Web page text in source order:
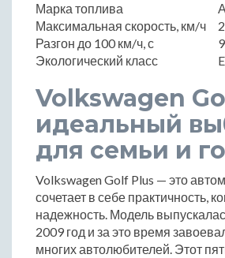
Марка топлива
Максимальная скорость, км/ч
Разгон до 100 км/ч, с
Экологический класс
Volkswagen
идеальный
для семьи и
Volkswagen Golf Plus — это
сочетает в себе практичность,
надежность. Модель
2009 год и за это время
многих автолюбителей. Этот